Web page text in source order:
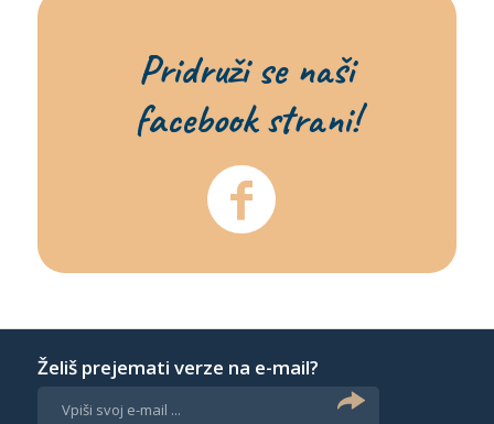
Pridruži se naši
facebook strani!
Želiš prejemati verze na e-mail?